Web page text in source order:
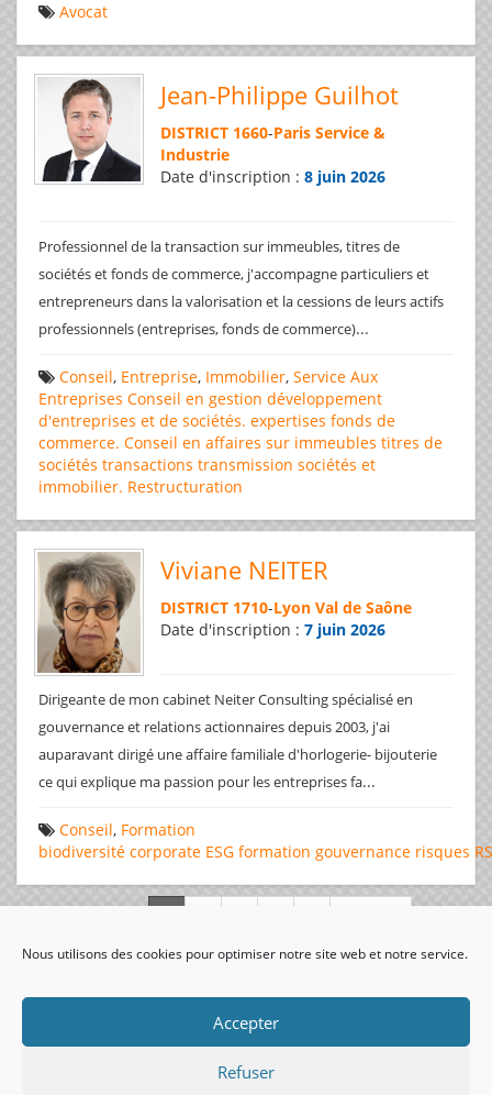
Nous utilisons des cookies pour optimiser notre site web et notre service.
Accepter
Refuser
Avocat
Jean-Philippe Guilhot
DISTRICT 1660-Paris Service &
Industrie
Date d'inscription : 8 juin 2026
Professionnel de la transaction sur immeubles, titres de
sociétés et fonds de commerce, j'accompagne particuliers et
entrepreneurs dans la valorisation et la cessions de leurs actifs
professionnels (entreprises, fonds de commerce)...
Conseil, Entreprise, Immobilier, Service Aux
Entreprises Conseil en gestion développement
d'entreprises et de sociétés. expertises fonds de
commerce. Conseil en affaires sur immeubles titres de
sociétés transactions transmission sociétés et
immobilier. Restructuration
Viviane NEITER
DISTRICT 1710-Lyon Val de Saône
Date d'inscription : 7 juin 2026
Dirigeante de mon cabinet Neiter Consulting spécialisé en
gouvernance et relations actionnaires depuis 2003, j'ai
auparavant dirigé une affaire familiale d'horlogerie- bijouterie
ce qui explique ma passion pour les entreprises fa...
Conseil, Formation
biodiversité corporate ESG formation gouvernance risques
visiteurs uniques: